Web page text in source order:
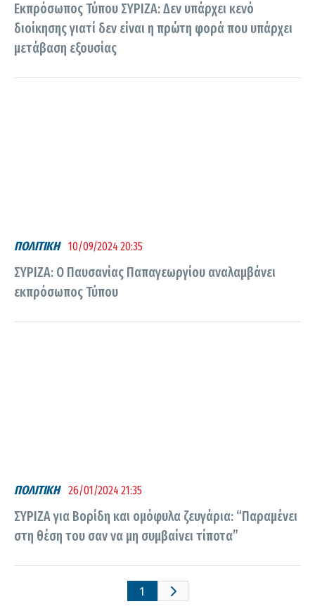
Εκπρόσωπος Τύπου ΣΥΡΙΖΑ: Δεν υπάρχει κενό
διοίκησης γιατί δεν είναι η πρώτη φορά που υπάρχει
μετάβαση εξουσίας
ΠΟΛΙΤΙΚΗ 10/09/2024 20:35
ΣΥΡΙΖΑ: Ο Παυσανίας Παπαγεωργίου αναλαμβάνει
εκπρόσωπος Τύπου
ΠΟΛΙΤΙΚΗ 26/01/2024 21:35
ΣΥΡΙΖΑ για Βορίδη και ομόφυλα ζευγάρια: “Παραμένει
στη θέση του σαν να μη συμβαίνει τίποτα”
1